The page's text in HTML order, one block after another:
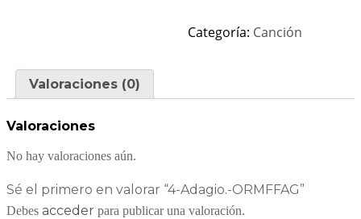
Categoría: Canción
Valoraciones (0)
Valoraciones
No hay valoraciones aún.
Sé el primero en valorar “4-Adagio.-ORMFFAG”
Debes acceder para publicar una valoración.